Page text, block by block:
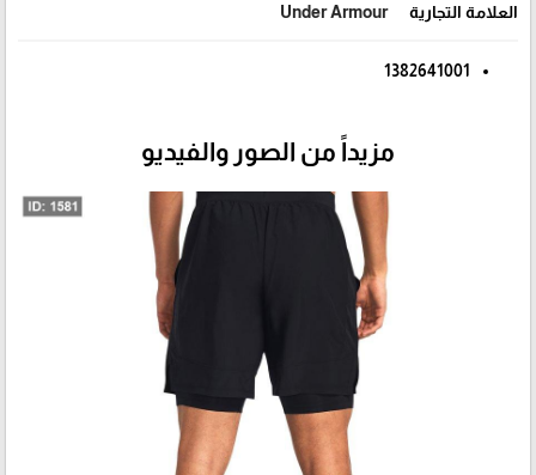
العلامة التجارية Under Armour
1382641001
مزيداً من الصور والفيديو